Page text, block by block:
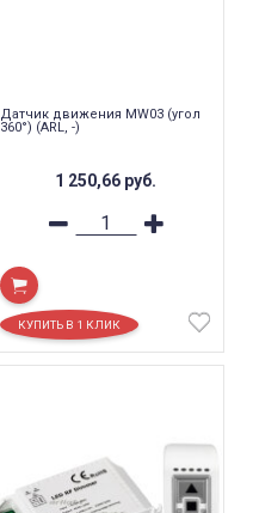
Датчик движения MW03 (угол
360°) (ARL, -)
1 250,66 руб.